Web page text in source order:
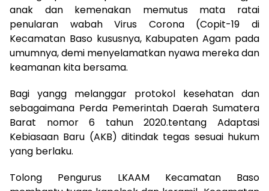
anak dan kemenakan memutus mata ratai
penularan wabah Virus Corona (Copit-19 di
Kecamatan Baso kususnya, Kabupaten Agam pada
umumnya, demi menyelamatkan nyawa mereka dan
keamanan kita bersama.
Bagi yangg melanggar protokol kesehatan dan
sebagaimana Perda Pemerintah Daerah Sumatera
Barat nomor 6 tahun 2020.tentang Adaptasi
Kebiasaan Baru (AKB) ditindak tegas sesuai hukum
yang berlaku.
Tolong Pengurus LKAAM Kecamatan Baso